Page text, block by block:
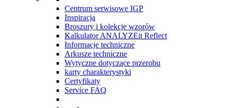
Centrum serwisowe IGP
Inspiracja
Broszury i kolekcje wzorów
Kalkulator ANALYZEit Reflect
Informacje techniczne
Arkusze techniczne
Wytyczne dotyczące przerobu
karty charakterystyki
Certyfikaty
Service FAQ